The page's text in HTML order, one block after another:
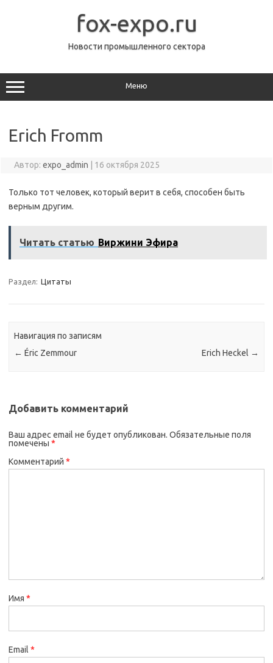
fox-expo.ru
Новости промышленного сектора
Меню
Erich Fromm
Автор: expo_admin 16 октября 2025
Только тот человек, который верит в себя, способен быть
верным другим.
Читать статью Виржини Эфира
Раздел: Цитаты
Навигация по записям
← Éric Zemmour Erich Heckel →
Добавить комментарий
Ваш адрес email не будет опубликован. Обязательные поля
помечены *
Комментарий *
Имя *
Email *